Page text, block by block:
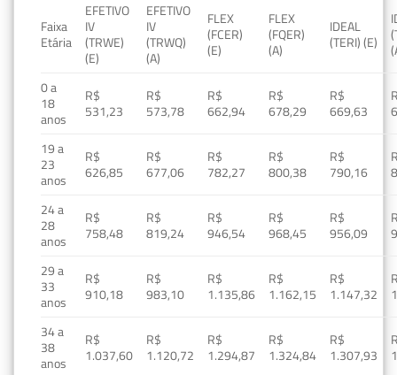
Faixa
Etária
EFETIVO
IV
(TRWE)
(E)
EFETIVO
IV
(TRWQ)
(A)
FLEX
(FCER)
(E)
FLEX
(FQER)
(A)
IDEAL
(TERI) (E)
0 a
18
anos
R$
531,23
R$
573,78
R$
662,94
R$
678,29
R$
669,63
19 a
23
anos
R$
626,85
R$
677,06
R$
782,27
R$
800,38
R$
790,16
24 a
28
anos
R$
758,48
R$
819,24
R$
946,54
R$
968,45
R$
956,09
29 a
33
anos
R$
910,18
R$
983,10
R$
1.135,86
R$
1.162,15
R$
1.147,32
34 a
38
anos
R$
1.037,60
R$
1.120,72
R$
1.294,87
R$
1.324,84
R$
1.307,93